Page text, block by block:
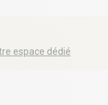
espace dédié
vos